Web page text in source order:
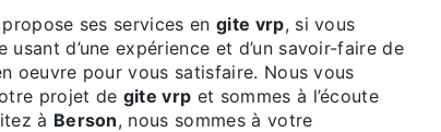
ses services en gite vrp, si vous
usant d’une expérience et d’un savoir-faire de
oeuvre pour vous satisfaire. Nous vous
projet de gite vrp et sommes à l’écoute
à Berson, nous sommes à votre